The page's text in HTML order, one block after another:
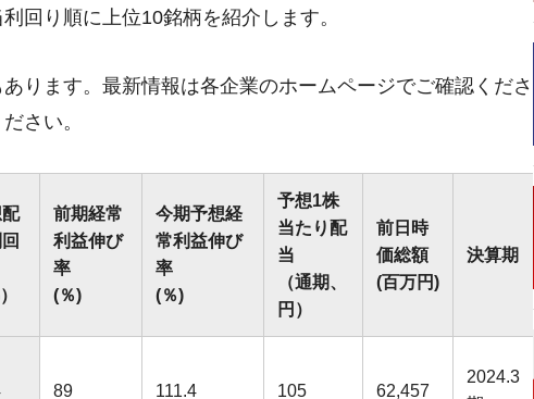
回り順に上位10銘柄を紹介します。
ります。最新情報は各企業のホームページでご確認くださ
さい。
前期経常
利益伸び
率
(％)
今期予想経
常利益伸び
率
(％)
予想1株
当たり配
当
（通期、
円）
前日時
価総額
(百万円)
決算期
89 111.4 105 62,457
2024.3